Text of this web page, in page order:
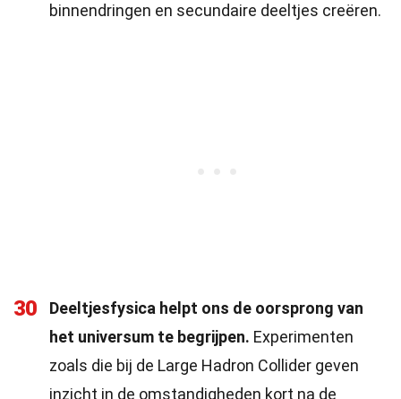
binnendringen en secundaire deeltjes creëren.
30
Deeltjesfysica helpt ons de oorsprong van
het universum te begrijpen. Experimenten
zoals die bij de Large Hadron Collider geven
inzicht in de omstandigheden kort na de